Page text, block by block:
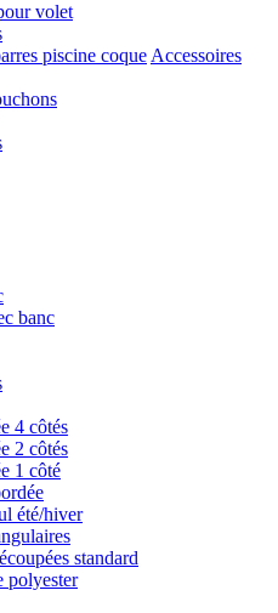
volet
piscine coque Accessoires
banc
4 côtés
2 côtés
1 côté
été/hiver
standard
polyester